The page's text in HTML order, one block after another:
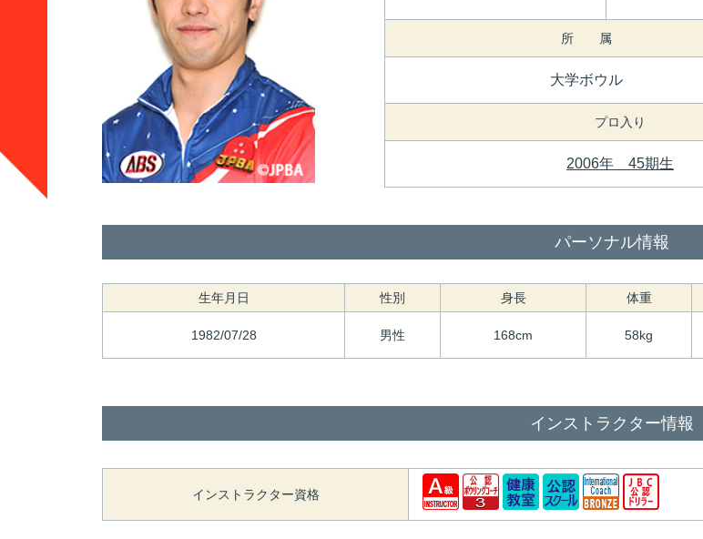
所 属
大学ボウル
プロ入り
2006年 45期生
パーソナル情報
生年月日 性別 身長 体重
1982/07/28 男性 168cm 58kg
インストラクター情報
インストラクター資格